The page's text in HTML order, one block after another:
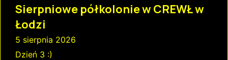
Sierpniowe półkolonie w CREWŁ w
Łodzi
5 sierpnia 2026
Dzień 3 :)